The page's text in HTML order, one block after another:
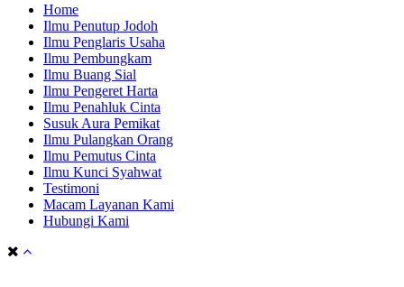
Home
Ilmu Penutup Jodoh
Ilmu Penglaris Usaha
Ilmu Pembungkam
Ilmu Buang Sial
Ilmu Pengeret Harta
Ilmu Penahluk Cinta
Susuk Aura Pemikat
Ilmu Pulangkan Orang
Ilmu Pemutus Cinta
Ilmu Kunci Syahwat
Testimoni
Macam Layanan Kami
Hubungi Kami